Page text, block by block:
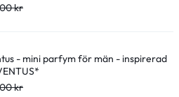
kr
- mini parfym för män - inspirerad
kr